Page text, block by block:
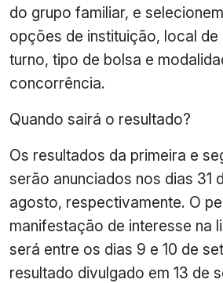
do grupo familiar, e
opções de instituição, local
turno, tipo de bolsa e
concorrência.
Quando sairá o resultado?
Os resultados da primeira e
serão anunciados nos dias 31
agosto, respectivamente. O
manifestação de interesse na
será entre os dias 9 e 10 de
resultado divulgado em 13 de